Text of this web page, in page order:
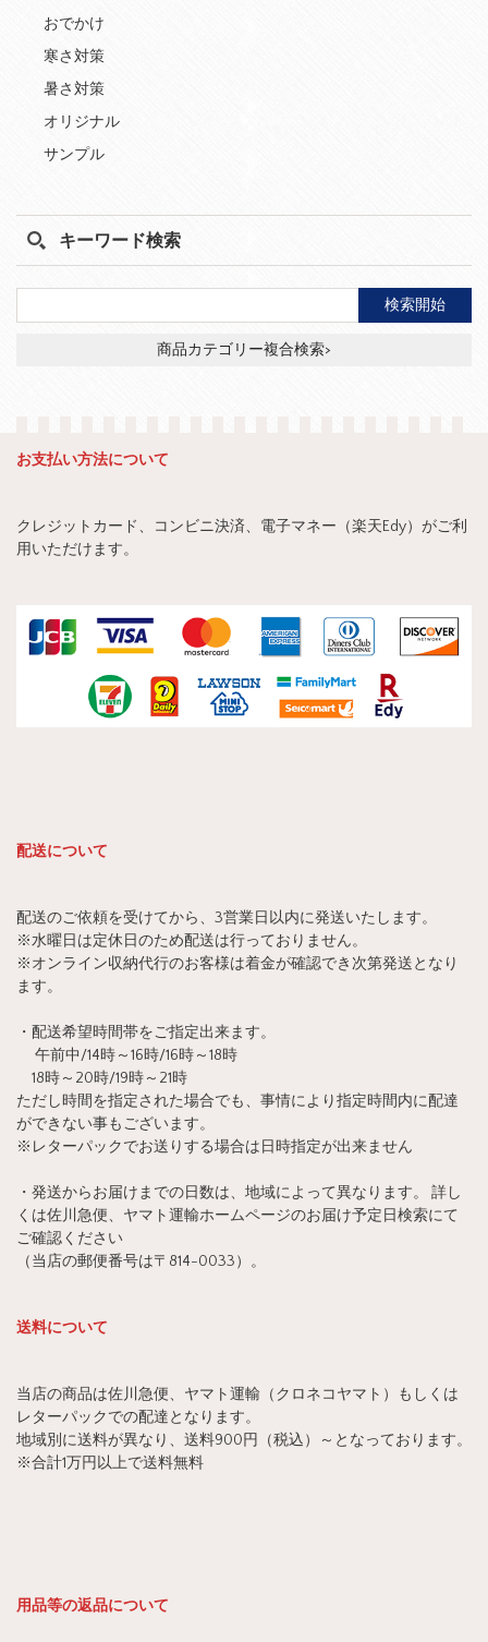
おでかけ
寒さ対策
暑さ対策
オリジナル
サンプル
キーワード検索
商品カテゴリー複合検索>
お支払い方法について
クレジットカード、コンビニ決済、電子マネー（楽天Edy）がご利
用いただけます。
配送について
配送のご依頼を受けてから、3営業日以内に発送いたします。
※水曜日は定休日のため配送は行っておりません。
※オンライン収納代行のお客様は着金が確認でき次第発送となり
ます。
・配送希望時間帯をご指定出来ます。
午前中/14時～16時/16時～18時
18時～20時/19時～21時
ただし時間を指定された場合でも、事情により指定時間内に配達
ができない事もございます。
※レターパックでお送りする場合は日時指定が出来ません
・発送からお届けまでの日数は、地域によって異なります。 詳し
くは佐川急便、ヤマト運輸ホームページのお届け予定日検索にて
ご確認ください
（当店の郵便番号は〒814-0033）。
送料について
当店の商品は佐川急便、ヤマト運輸（クロネコヤマト）もしくは
レターパックでの配達となります。
地域別に送料が異なり、送料900円（税込）～となっております。
※合計1万円以上で送料無料
用品等の返品について